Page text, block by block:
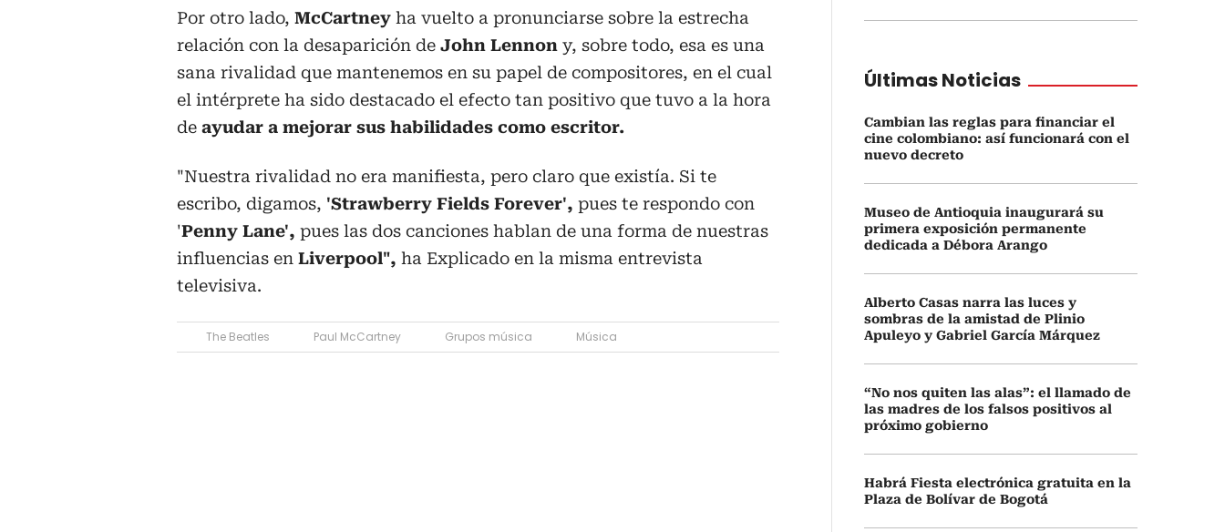
Por otro lado, McCartney ha vuelto a pronunciarse sobre la estrecha
relación con la desaparición de John Lennon y, sobre todo, esa es una
sana rivalidad que mantenemos en su papel de compositores, en el cual
el intérprete ha sido destacado el efecto tan positivo que tuvo a la hora
de ayudar a mejorar sus habilidades como escritor.
"Nuestra rivalidad no era manifiesta, pero claro que existía. Si te
escribo, digamos, 'Strawberry Fields Forever', pues te respondo con
'Penny Lane', pues las dos canciones hablan de una forma de nuestras
influencias en Liverpool", ha Explicado en la misma entrevista
televisiva.
The Beatles Paul McCartney Grupos música Música
Últimas Noticias
Cambian las reglas para financiar el
cine colombiano: así funcionará con el
nuevo decreto
Museo de Antioquia inaugurará su
primera exposición permanente
dedicada a Débora Arango
Alberto Casas narra las luces y
sombras de la amistad de Plinio
Apuleyo y Gabriel García Márquez
“No nos quiten las alas”: el llamado de
las madres de los falsos positivos al
próximo gobierno
Habrá Fiesta electrónica gratuita en la
Plaza de Bolívar de Bogotá